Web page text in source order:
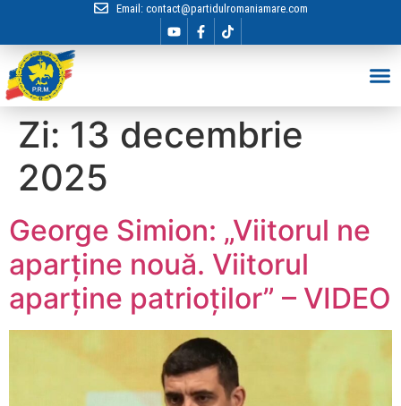
Email: contact@partidulromaniamare.com
Zi: 13 decembrie
2025
George Simion: „Viitorul ne
aparține nouă. Viitorul
aparține patrioților” – VIDEO